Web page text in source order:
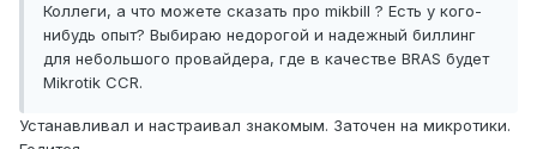
Коллеги, а что можете сказать про mikbill ? Есть у кого-
нибудь опыт? Выбираю недорогой и надежный биллинг
для небольшого провайдера, где в качестве BRAS будет
Mikrotik CCR.
Устанавливал и настраивал знакомым. Заточен на микротики.